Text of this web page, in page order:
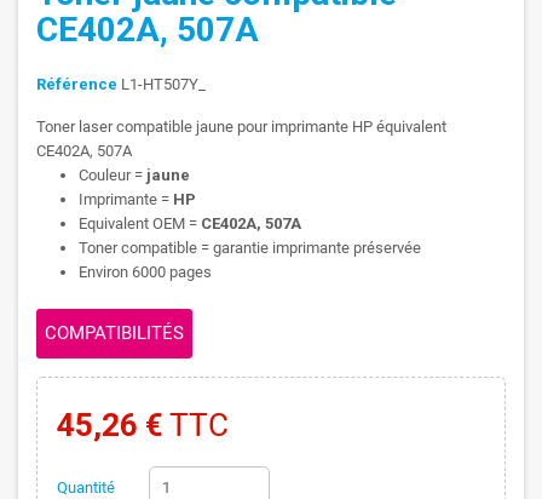
CE402A, 507A
Référence L1-HT507Y_
Toner laser compatible jaune pour imprimante HP équivalent
CE402A, 507A
Couleur = jaune
Imprimante = HP
Equivalent OEM = CE402A, 507A
Toner compatible = garantie imprimante préservée
Environ 6000 pages
COMPATIBILITÉS
45,26 € TTC
Quantité